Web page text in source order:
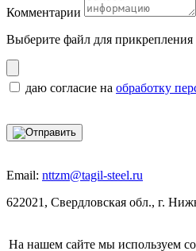
Комментарии
Выберите файл для
даю согласие на обработку
Email: nttzm@tagil-steel.ru
622021, Свердловская обл., г.
На нашем сайте мы используем